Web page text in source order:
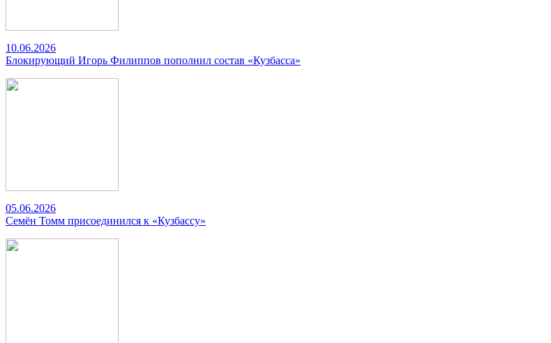
10.06.2026
Блокирующий Игорь Филиппов пополнил состав «Кузбасса»
05.06.2026
Семён Томм присоединился к «Кузбассу»